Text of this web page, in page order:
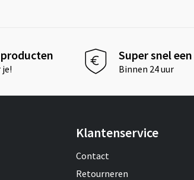
Super snel
Binnen 24 uur
Klantenservice
Contact
Retourneren